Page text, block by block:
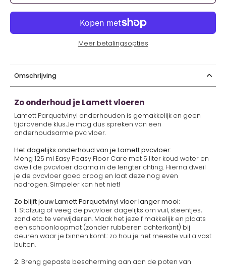
Meer betalingsopties
Omschrijving
Zo onderhoud je Lamett vloeren
Lamett Parquetvinyl onderhouden is gemakkelijk en geen
tijdrovende klus.Je mag dus spreken van een
onderhoudsarme pvc vloer.
Het dagelijks onderhoud van je Lamett pvcvloer:
Meng 125 ml Easy Peasy Floor Care met 5 liter koud water en
dweil de pvcvloer daarna in de lengterichting. Hierna dweil
je de pvcvloer goed droog en laat deze nog even
nadrogen. Simpeler kan het niet!
Zo blijft jouw Lamett Parquetvinyl vloer langer mooi:
1. Stofzuig of veeg de pvcvloer dagelijks om vuil, steentjes,
zand etc. te verwijderen. Maak het jezelf makkelijk en plaats
een schoonloopmat (zonder rubberen achterkant) bij
deuren waar je binnen komt.: zo hou je het meeste vuil alvast
buiten.
2. Breng gepaste bescherming aan aan de poten van